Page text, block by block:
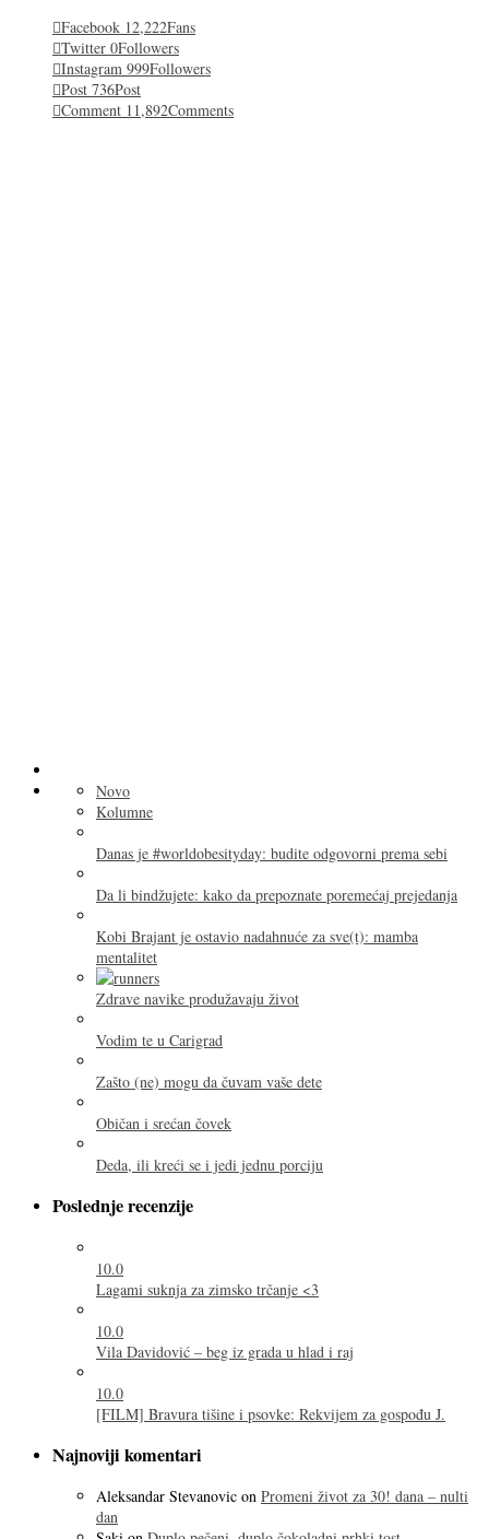
Facebook 12,222Fans
Twitter 0Followers
Instagram 999Followers
Post 736Post
Comment 11,892Comments
Novo
Kolumne
Danas je #worldobesityday: budite odgovorni prema sebi
Da li bindžujete: kako da prepoznate poremećaj prejedanja
Kobi Brajant je ostavio nadahnuće za sve(t): mamba
mentalitet
Zdrave navike produžavaju život
Vodim te u Carigrad
Zašto (ne) mogu da čuvam vaše dete
Običan i srećan čovek
Deda, ili kreći se i jedi jednu porciju
Poslednje recenzije
10.0
Lagami suknja za zimsko trčanje <3
10.0
Vila Davidović – beg iz grada u hlad i raj
10.0
[FILM] Bravura tišine i psovke: Rekvijem za gospođu J.
Najnoviji komentari
Aleksandar Stevanovic on Promeni život za 30! dana – nulti
dan